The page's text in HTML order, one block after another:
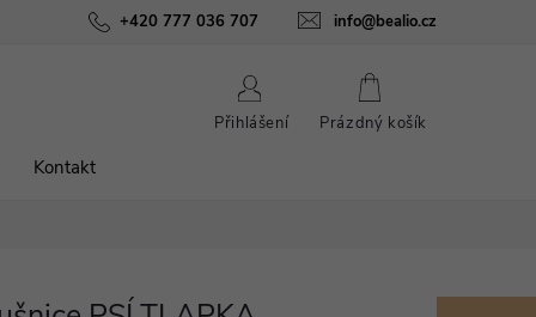
+420 777 036 707 info@bealio.cz
Podmínky ochrany osobních údajů O nás Péče o šperky
Přihlášení
NÁKUPNÍ
Prázdný košík
Kontakt